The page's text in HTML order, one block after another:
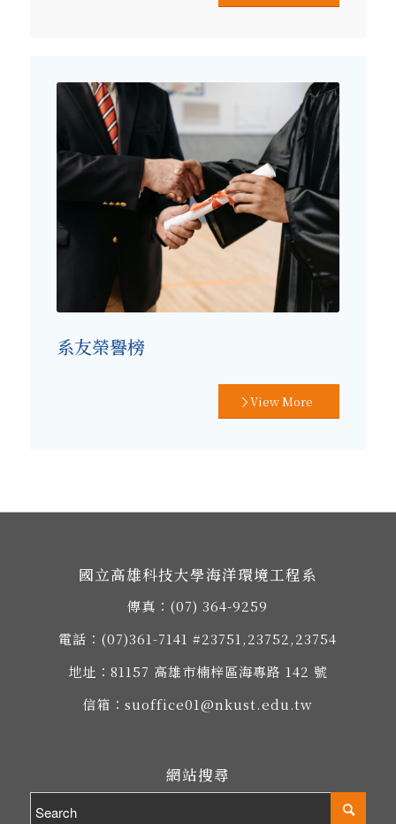
系友榮譽榜
View More
國立高雄科技大學海洋環境工程系
傳真：(07) 364-9259
電話： (07)361-7141 #23751,23752,23754
地址： 81157 高雄市楠梓區海專路 142 號
信箱：suoffice01@nkust.edu.tw
網站搜尋